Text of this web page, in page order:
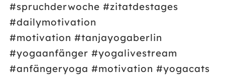
#spruchderwoche #zitatdestages
#dailymotivation
#motivation #tanjayogaberlin
#yogaanfänger #yogalivestream
#anfängeryoga #motivation #yogacats